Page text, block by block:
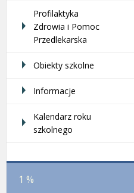
Profilaktyka
Zdrowia i Pomoc
Przedlekarska
Obiekty szkolne
Informacje
Kalendarz roku
szkolnego
1 %